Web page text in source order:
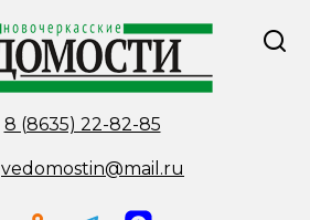
8 (8635) 22-82-85
vedomostin@mail.ru